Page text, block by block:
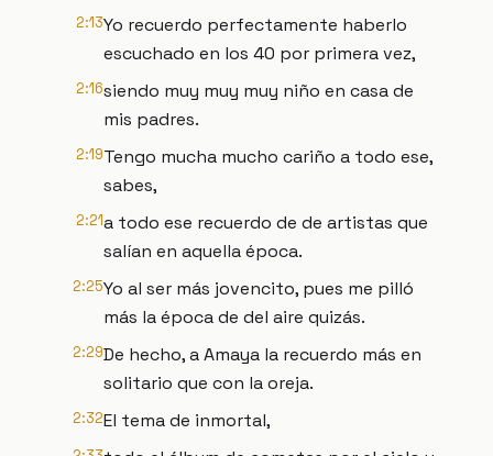
2:13Yo recuerdo perfectamente haberlo
escuchado en los 40 por primera vez,
2:16siendo muy muy muy niño en casa de
mis padres.
2:19Tengo mucha mucho cariño a todo ese,
sabes,
2:21a todo ese recuerdo de de artistas que
salían en aquella época.
2:25Yo al ser más jovencito, pues me pilló
más la época de del aire quizás.
2:29De hecho, a Amaya la recuerdo más en
solitario que con la oreja.
2:32El tema de inmortal,